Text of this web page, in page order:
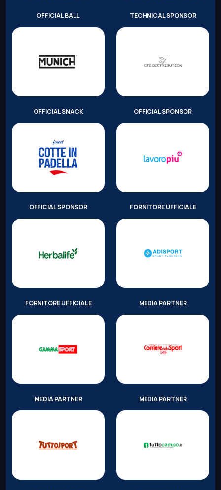
OFFICIAL BALL TECHNICAL SPONSOR
OFFICIAL SNACK OFFICIAL SPONSOR
OFFICIAL SPONSOR FORNITORE UFFICIALE
FORNITORE UFFICIALE MEDIA PARTNER
MEDIA PARTNER MEDIA PARTNER